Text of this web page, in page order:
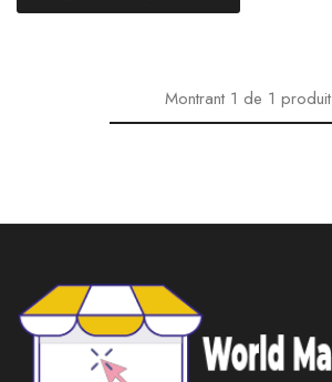
Montrant 1 de 1 produit